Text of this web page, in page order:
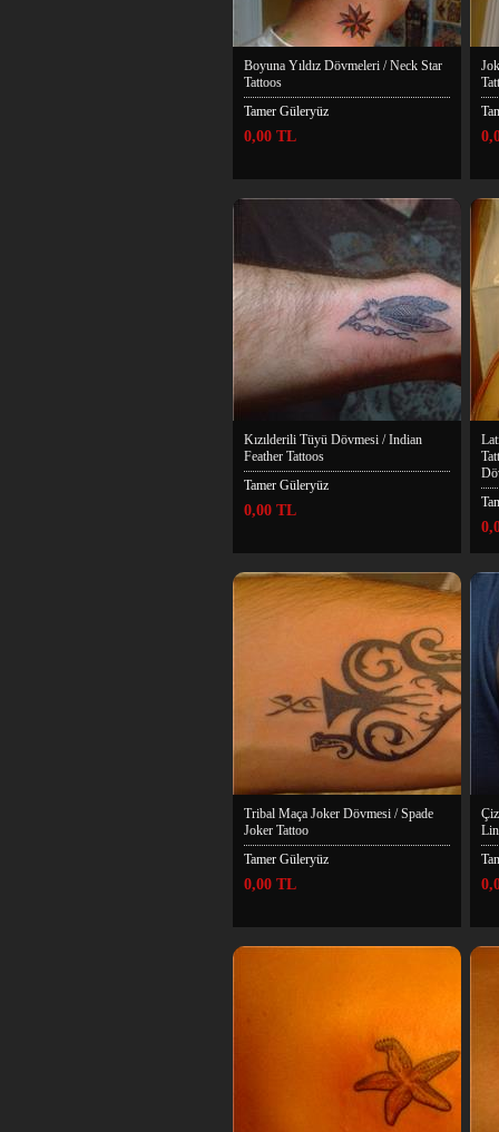
Boyuna Yıldız Dövmeleri / Neck Star
Tattoos
Tamer Güleryüz
0,00 TL
Kızılderili Tüyü Dövmesi / Indian
Feather Tattoos
Tamer Güleryüz
0,00 TL
Tribal Maça Joker Dövmesi / Spade
Joker Tattoo
Tamer Güleryüz
0,00 TL